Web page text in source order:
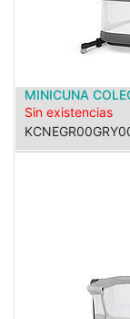
MINICUNA
Sin existencias